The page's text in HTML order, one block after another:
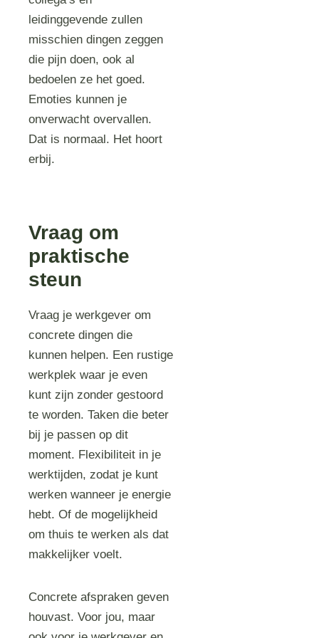
leidinggevende zullen
misschien dingen zeggen
die pijn doen, ook al
bedoelen ze het goed.
Emoties kunnen je
onverwacht overvallen.
Dat is normaal. Het hoort
erbij.
Vraag om
praktische
steun
Vraag je werkgever om
concrete dingen die
kunnen helpen. Een rustige
werkplek waar je even
kunt zijn zonder gestoord
te worden. Taken die beter
bij je passen op dit
moment. Flexibiliteit in je
werktijden, zodat je kunt
werken wanneer je energie
hebt. Of de mogelijkheid
om thuis te werken als dat
makkelijker voelt.
Concrete afspraken geven
houvast. Voor jou, maar